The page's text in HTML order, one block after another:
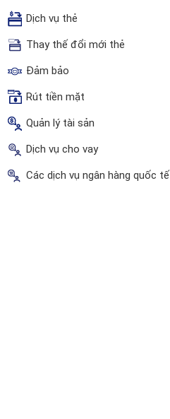
Dịch vụ thẻ
Thay thế đổi mới thẻ
Đảm bảo
Rút tiền mặt
Quản lý tài sản
Dịch vụ cho vay
Các dịch vụ ngân hàng quốc tế